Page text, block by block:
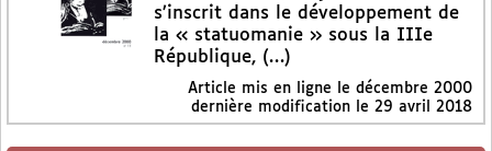
s’inscrit dans le développement de
la « statuomanie » sous la IIIe
République, (…)
Article mis en ligne le décembre 2000
dernière modification le 29 avril 2018